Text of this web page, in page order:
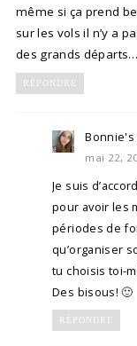
même si ça prend
sur les vols il n’y a
des grands départs…
RÉPONDRE
mai 22,
Je suis
pour avoir les
périodes de
qu’organiser
tu choisis toi-
Des bisous! 🙂
RÉPONDRE